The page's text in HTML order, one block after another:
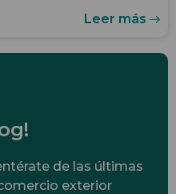
Leer más
de las últimas
exterior